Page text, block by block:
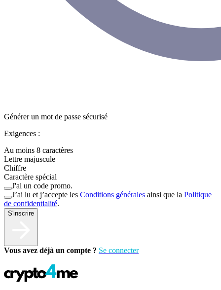
Générer un mot de passe sécurisé
Exigences :
Au moins 8 caractères
Lettre majuscule
Chiffre
Caractère spécial
J'ai un code promo.
J’ai lu et j’accepte les Conditions générales ainsi que la Politique
de confidentialité.
S'inscrire
Vous avez déjà un compte ? Se connecter